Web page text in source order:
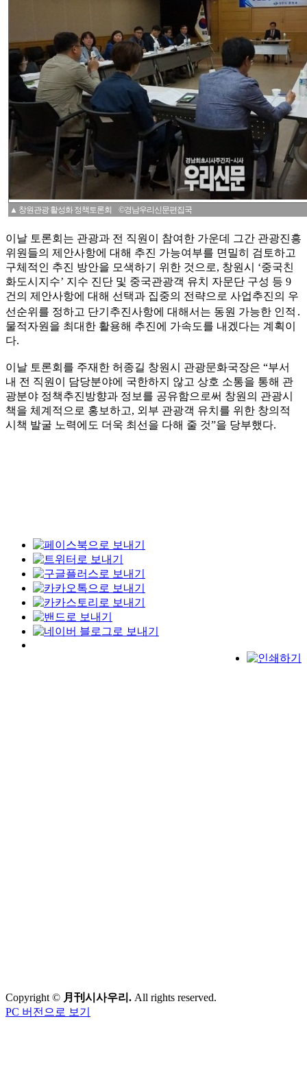
▲ 창원관광 활성화 정책토론회 ©경남우리신문편집국
이날 토론회는 관광과 전 직원이 참여한 가운데 그간 관광진흥
위원들의 제안사항에 대해 추진 가능여부를 면밀히 검토하고
구체적인 추진 방안을 모색하기 위한 것으로, 창원시 ‘중국친
화도시지수’ 지수 진단 및 중국관광객 유치 자문단 구성 등 9
건의 제안사항에 대해 선택과 집중의 전략으로 사업추진의 우
선순위를 정하고 단기추진사항에 대해서는 동원 가능한 인적․
물적자원을 최대한 활용해 추진에 가속도를 내겠다는 계획이
다.
이날 토론회를 주재한 허종길 창원시 관광문화국장은 “부서
내 전 직원이 담당분야에 국한하지 않고 상호 소통을 통해 관
광분야 정책추진방향과 정보를 공유함으로써 창원의 관광시
책을 체계적으로 홍보하고, 외부 관광객 유치를 위한 창의적
시책 발굴 노력에도 더욱 최선을 다해 줄 것”을 당부했다.
Copyright © 月刊시사우리. All rights reserved.
PC 버전으로 보기